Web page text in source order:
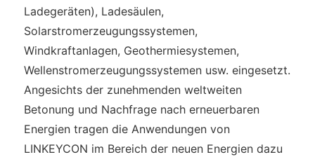
Ladegeräten), Ladesäulen,
Solarstromerzeugungssystemen,
Windkraftanlagen, Geothermiesystemen,
Wellenstromerzeugungssystemen usw. eingesetzt.
Angesichts der zunehmenden weltweiten
Betonung und Nachfrage nach erneuerbaren
Energien tragen die Anwendungen von
LINKEYCON im Bereich der neuen Energien dazu